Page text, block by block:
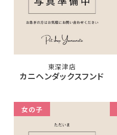
東深津店
カニヘンダックスフンド
女の子